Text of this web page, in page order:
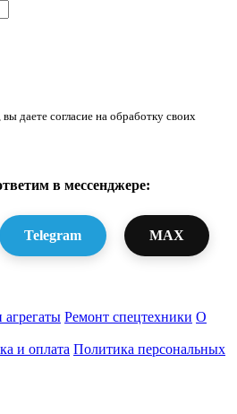
даете согласие на обработку своих
в мессенджере:
Telegram MAX
Ремонт спецтехники О
и оплата Политика персональных